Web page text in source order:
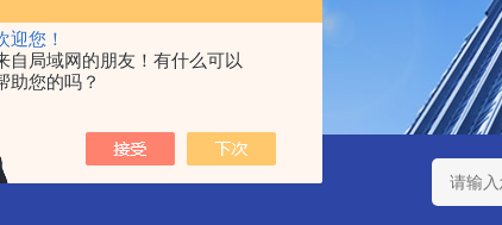
迎您！
自局域网的朋友！有什么可以
助您的吗？
C01-H03池田屋！！TORAY东丽 TZP氧化锆陶瓷研磨球